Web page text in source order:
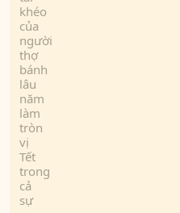
khéo
của
người
thợ
bánh
lâu
năm
làm
tròn
vị
Tết
trong
cả
sự